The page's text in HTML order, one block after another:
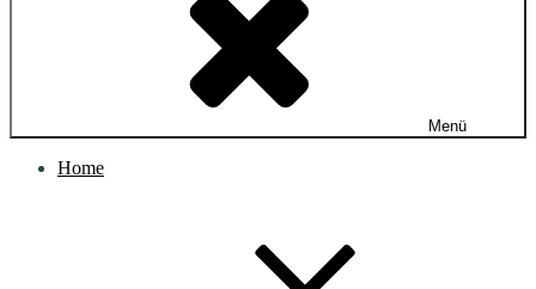
Menü
Home